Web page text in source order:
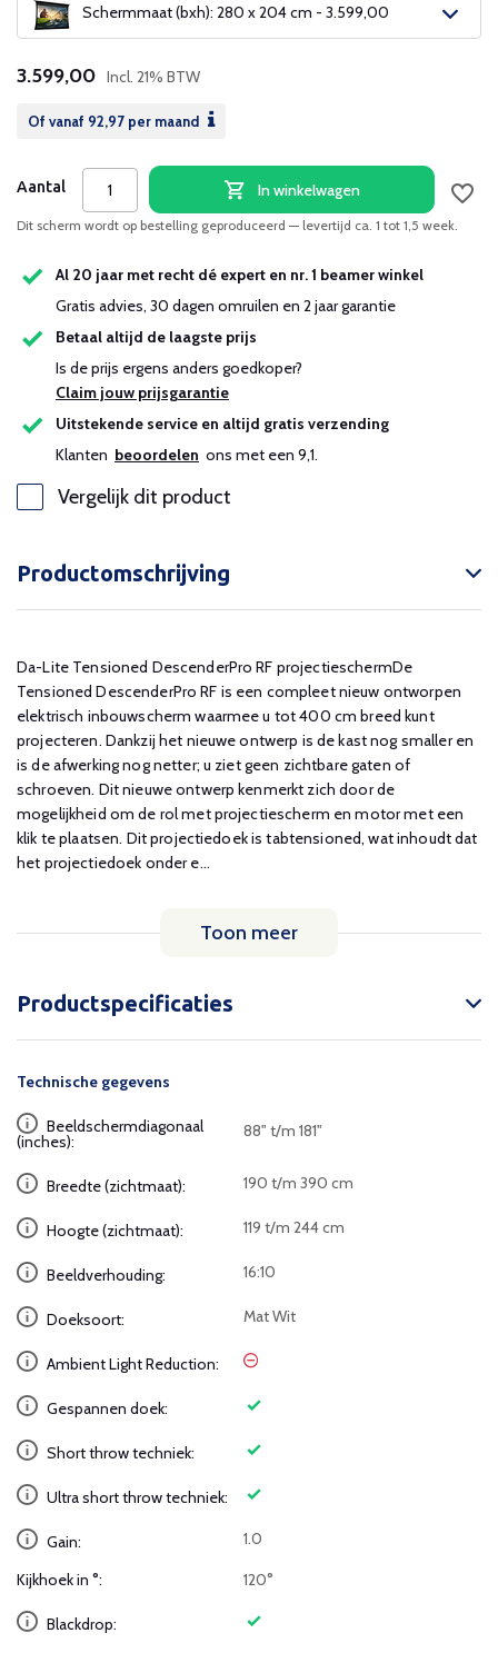
Schermmaat (bxh): 280 x 204 cm - 3.599,00
3.599,00 Incl. 21% BTW
Of vanaf 92,97 per maand
Aantal In winkelwagen
Dit scherm wordt op bestelling geproduceerd — levertijd ca. 1 tot 1,5 week.
Al 20 jaar met recht dé expert en nr. 1 beamer winkel
Gratis advies, 30 dagen omruilen en 2 jaar garantie
Betaal altijd de laagste prijs
Is de prijs ergens anders goedkoper?
Claim jouw prijsgarantie
Uitstekende service en altijd gratis verzending
Klanten beoordelen ons met een 9,1.
Vergelijk dit product
Productomschrijving
Da-Lite Tensioned DescenderPro RF projectieschermDe
Tensioned DescenderPro RF is een compleet nieuw ontworpen
elektrisch inbouwscherm waarmee u tot 400 cm breed kunt
projecteren. Dankzij het nieuwe ontwerp is de kast nog smaller en
is de afwerking nog netter; u ziet geen zichtbare gaten of
schroeven. Dit nieuwe ontwerp kenmerkt zich door de
mogelijkheid om de rol met projectiescherm en motor met een
klik te plaatsen. Dit projectiedoek is tabtensioned, wat inhoudt dat
het projectiedoek onder e...
Toon meer
Productspecificaties
Technische gegevens
Beeldschermdiagonaal
(inches):
88" t/m 181"
Breedte (zichtmaat): 190 t/m 390 cm
Hoogte (zichtmaat): 119 t/m 244 cm
Beeldverhouding: 16:10
Doeksoort: Mat Wit
Ambient Light Reduction:
Gespannen doek:
Short throw techniek:
Ultra short throw techniek:
Gain: 1.0
Kijkhoek in °: 120°
Blackdrop: